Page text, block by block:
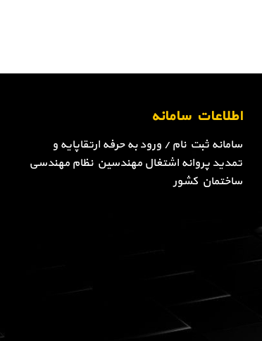
اطلاعات سامانه
سامانه ثبت نام / ورود به حرفه ارتقاپایه و
تمدید پروانه اشتغال مهندسین نظام مهندسی
ساختمان کشور